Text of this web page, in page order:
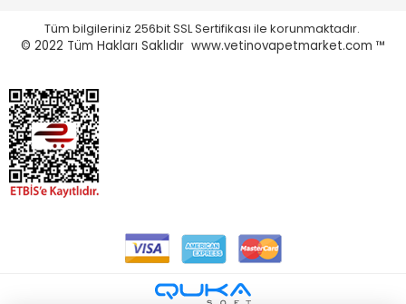
Tüm bilgileriniz 256bit SSL Sertifikası ile korunmaktadır.
© 2022 Tüm Hakları Saklıdır www.vetinovapetmarket.com ™